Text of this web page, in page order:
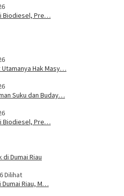
Biodiesel, Pre…
Utamanya Hak Masy…
Suku dan Buday…
Biodiesel, Pre…
Dilihat
Dumai Riau, M…